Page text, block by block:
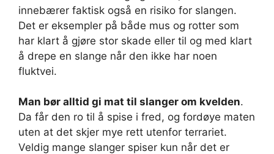
innebærer faktisk også en risiko for slangen.
Det er eksempler på både mus og rotter som
har klart å gjøre stor skade eller til og med klart
å drepe en slange når den ikke har noen
fluktvei.
Man bør alltid gi mat til slanger om kvelden.
Da får den ro til å spise i fred, og fordøye maten
uten at det skjer mye rett utenfor terrariet.
Veldig mange slanger spiser kun når det er